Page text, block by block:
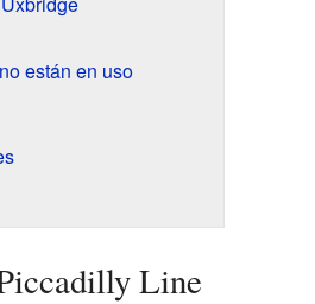
están en uso
Line